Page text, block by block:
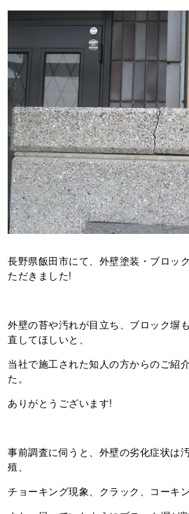
長野県飯田市にて、外壁塗装・ブロッ
ただきました!
外壁の苔や汚れが目立ち、ブロック塀
直してほしいと、
当社で施工された知人の方からのご紹
た。
ありがとうございます!
事前調査に伺うと、外壁の劣化症状は
殖、
チョーキング現象、クラック、コーキ